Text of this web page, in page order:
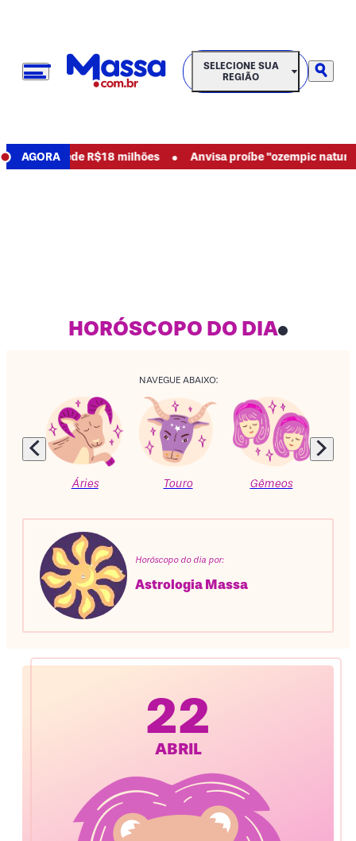
SELECIONE SUA REGIÃO
SELECIONE SUA
REGIÃO
AGORA
e pede R$18 milhões • Anvisa proíbe "ozempic natural" e
HORÓSCOPO DO DIA
NAVEGUE ABAIXO:
Áries Touro Gêmeos
Horóscopo do dia por:
Astrologia Massa
22
ABRIL